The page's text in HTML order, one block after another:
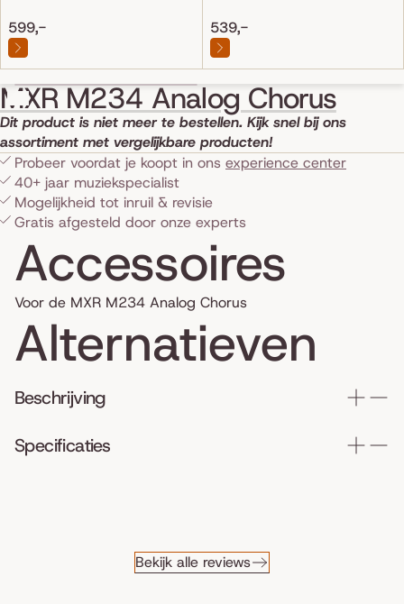
599,- 539,-
Skip to product information
MXR M234 Analog Chorus
Dit product is niet meer te bestellen. Kijk snel bij ons
assortiment met vergelijkbare producten!
Probeer voordat je koopt in ons experience center
40+ jaar muziekspecialist
Mogelijkheid tot inruil & revisie
Gratis afgesteld door onze experts
Accessoires
Voor de MXR M234 Analog Chorus
Alternatieven
Beschrijving
Specificaties
Bekijk alle reviews